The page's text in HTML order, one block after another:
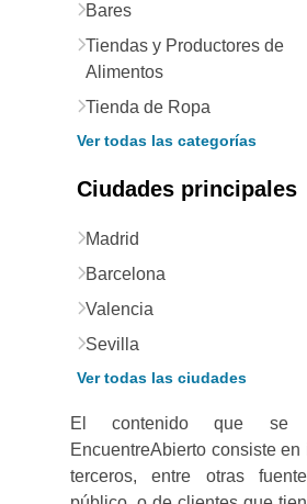
Bares
Tiendas y Productores de
Alimentos
Tienda de Ropa
Ver todas las categorías
Ciudades principales
Madrid
Barcelona
Valencia
Sevilla
Ver todas las ciudades
El contenido que se
EncuentreAbierto consiste en
terceros, entre otras